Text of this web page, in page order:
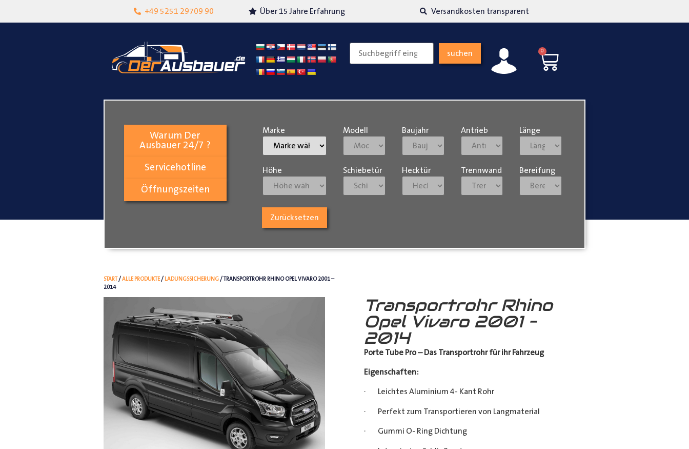
+49 5251 29709 90
Lokalgeschäft in Paderborn Über 15 Jahre Erfahrung Versandkosten transparent
suchen 0
Warum Der
Ausbauer 24/7 ?
Servicehotline
Öffnungszeiten
Marke Modell Baujahr Antrieb Länge
Höhe Schiebetür Hecktür Trennwand Bereifung
Zurücksetzen
START/ALLE PRODUKTE/ LADUNGSSICHERUNG/ TRANSPORTROHR RHINO OPEL VIVARO 2001 –
2014
Transportrohr Rhino
Opel Vivaro 2001 –
2014
Porte Tube Pro – Das Transportrohr für ihr Fahrzeug
Eigenschaften:
· Leichtes Aluminium 4- Kant Rohr
· Perfekt zum Transportieren von Langmaterial
· Gummi O- Ring Dichtung